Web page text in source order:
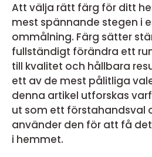
Att välja rätt färg för ditt
mest spännande stegen i
ommålning. Färg sätter
fullständigt förändra ett
till kvalitet och hållbara
ett av de mest pålitliga
denna artikel utforskas
ut som ett förstahandsval
använder den för att få
i hemmet.